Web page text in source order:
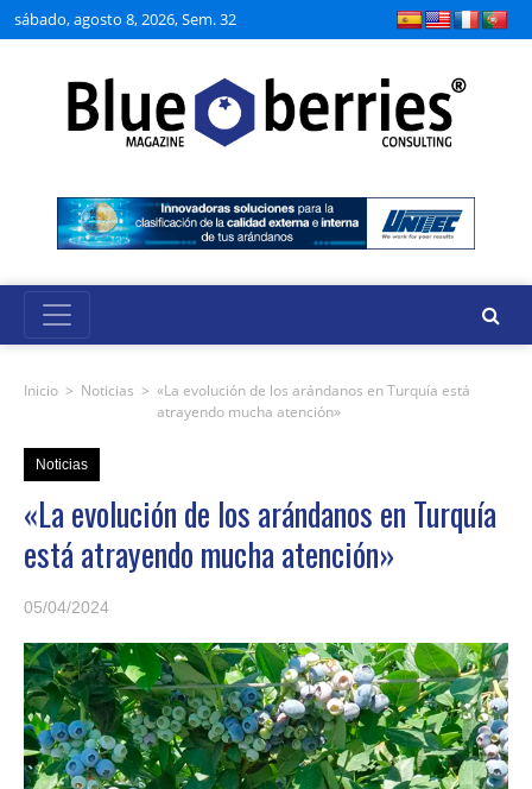
sábado, agosto 8, 2026, Sem. 32
Inicio > Noticias > «La evolución de los arándanos en Turquía está
atrayendo mucha atención»
Noticias
«La evolución de los arándanos en Turquía
está atrayendo mucha atención»
05/04/2024